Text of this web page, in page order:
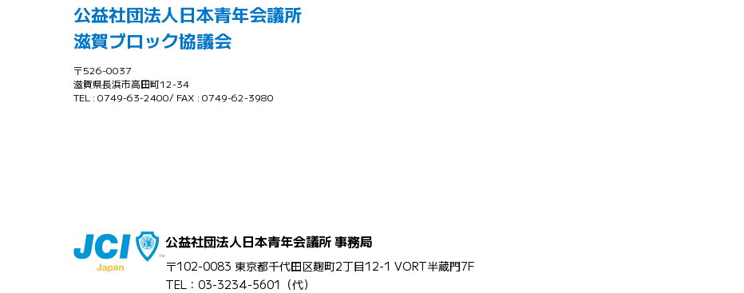
公益社団法人日本青年会議所
滋賀ブロック協議会
〒526-0037
滋賀県長浜市高田町12-34
TEL : 0749-63-2400/ FAX : 0749-62-3980
公益社団法人日本青年会議所 事務局
〒102-0083 東京都千代田区麹町2丁目12-1 VORT半蔵門7F
TEL：03-3234-5601（代）